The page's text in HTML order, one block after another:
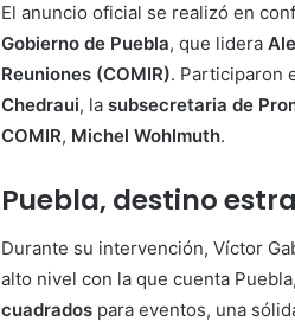
El anuncio oficial se realizó en
Gobierno de Puebla, que lidera
Reuniones (COMIR). Participaron
Chedraui, la subsecretaria de
COMIR, Michel Wohlmuth.
Puebla, destino
Durante su intervención, Víctor
alto nivel con la que cuenta
cuadrados para eventos, una